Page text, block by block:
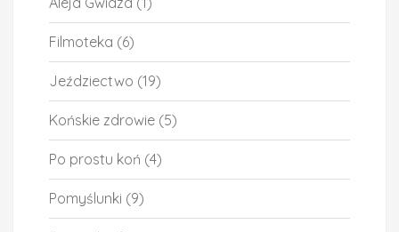
Filmoteka (6)
Jeździectwo (19)
Końskie zdrowie (5)
Po prostu koń (4)
Pomyślunki (9)